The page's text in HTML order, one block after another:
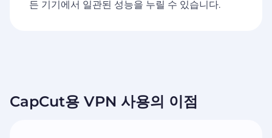
든 기기에서 일관된 성능을 누릴 수 있습니다.
CapCut용 VPN 사용의 이점